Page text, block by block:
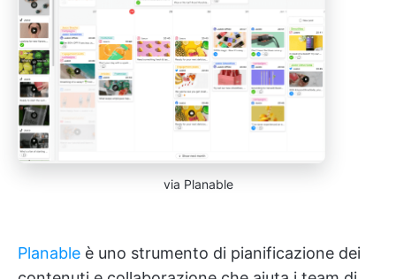
via Planable
Planable è uno strumento di pianificazione dei